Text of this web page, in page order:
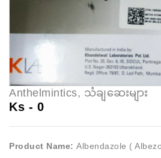
Anthelmintics, သံချဆေးများ
Ks - 0
Product Name: Albendazole (